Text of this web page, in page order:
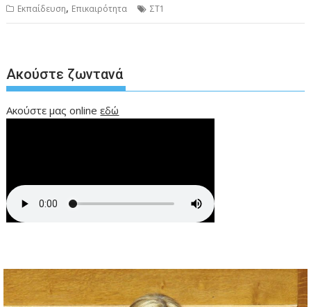
Εκπαίδευση, Επικαιρότητα ΣΤ1
Ακούστε ζωντανά
Ακούστε μας onlineεδώ